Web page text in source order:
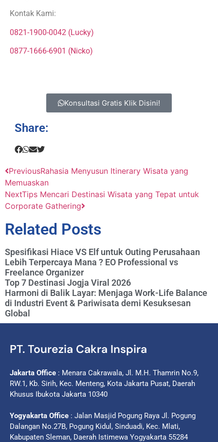
Kontak Kami:
0821-1900-0042 (Lucky)
0877-1666-6901 (Nicko)
Konsultasi Gratis Klik Disini!
Share:
PreviousRahasia Menyusun Itinerary Wisata yang
Memuaskan
NextTips Mencari Destinasi Wisata yang Tepat untuk
Corporate Gathering
Related Posts
Spesifikasi Hiace VS Elf untuk Outing Perusahaan
Lebih Terpercaya Mana ? EO Professional vs
Freelance Organizer
Top 7 Destinasi Jogja Viral 2026
Harmoni di Balik Layar: Menjaga Work-Life Balance
di Industri Event & Pariwisata demi Kesuksesan
Global
PT. Tourezia Cakra Inspira
Jakarta Office : Menara Cakrawala, Jl. M.H. Thamrin No.9,
RW.1, Kb. Sirih, Kec. Menteng, Kota Jakarta Pusat, Daerah
Khusus Ibukota Jakarta 10340
Yogyakarta Office : Jalan Masjid Pogung Raya Jl. Pogung
Dalangan No.27B, Pogung Kidul, Sinduadi, Kec. Mlati,
Kabupaten Sleman, Daerah Istimewa Yogyakarta 55284